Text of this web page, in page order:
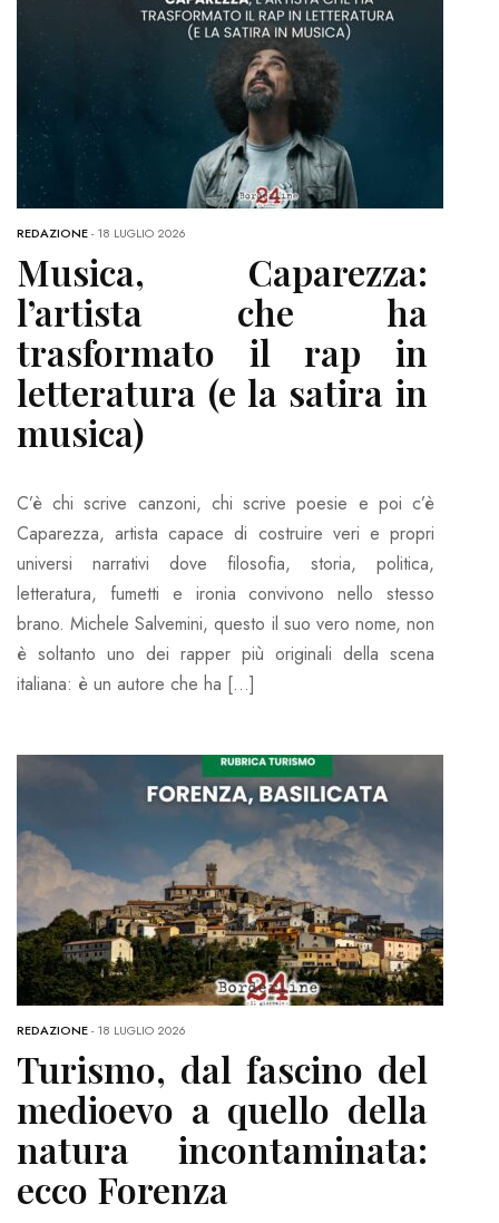
REDAZIONE-18 LUGLIO 2026
Musica, Caparezza:
l’artista che ha
trasformato il rap in
letteratura (e la satira in
musica)
C’è chi scrive canzoni, chi scrive poesie e poi c’è
Caparezza, artista capace di costruire veri e propri
universi narrativi dove filosofia, storia, politica,
letteratura, fumetti e ironia convivono nello stesso
brano. Michele Salvemini, questo il suo vero nome, non
è soltanto uno dei rapper più originali della scena
italiana: è un autore che ha […]
REDAZIONE-18 LUGLIO 2026
Turismo, dal fascino del
medioevo a quello della
natura incontaminata:
ecco Forenza